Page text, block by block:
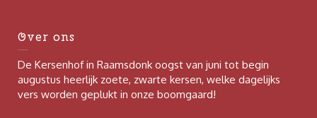
Over ons
De Kersenhof in Raamsdonk oogst van juni tot begin
augustus heerlijk zoete, zwarte kersen, welke dagelijks
vers worden geplukt in onze boomgaard!